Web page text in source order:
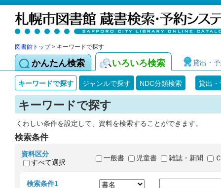
図書館トップ> キーワードで探す
かんたん検索 いろいろ検索 貸出・
キーワードで探す ジャンルで探す NDC分類検索 貸出
キーワードで探す
くわしい条件を設定して、資料を検索することができます。
検索条件
資料区分
すべて選択
一般書 児童書 雑誌・新聞
検索条件1